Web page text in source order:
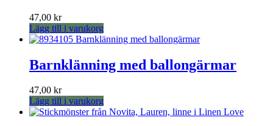
alternativen
kan
väljas
produktsidan
47,00 kr
Lägg till i varukorg
Barnklänning med ballongärmar
47,00 kr
Lägg till i varukorg